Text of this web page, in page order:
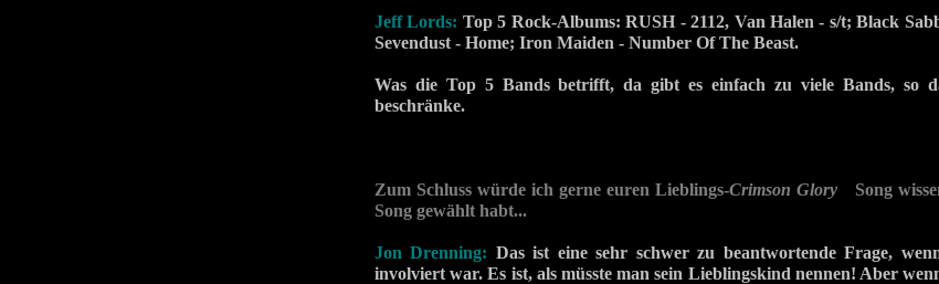
Jeff Lords: Top 5 Rock-Albums: RUSH - 2112, Van Halen - s/t; Black
Sevendust - Home; Iron Maiden - Number Of The Beast.
Was die Top 5 Bands betrifft, da gibt es einfach zu viele Bands, so
beschränke.
Zum Schluss würde ich gerne euren Lieblings-Crimson Glory Song
Song gewählt habt...
Jon Drenning: Das ist eine sehr schwer zu beantwortende Frage,
involviert war. Es ist, als müsste man sein Lieblingskind nennen! Aber